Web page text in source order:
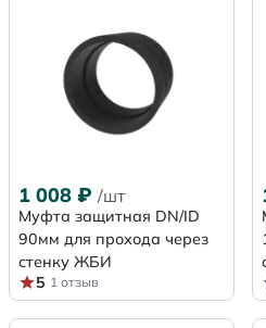
1 008 ₽ /шт
Муфта защитная DN/ID
90мм для прохода через
стенку ЖБИ
5 1 отзыв